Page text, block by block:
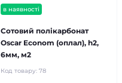
в наявності
Сотовий полікарбонат
Oscar Econom (оплал), h2,
6мм, м2
Код товару: 78